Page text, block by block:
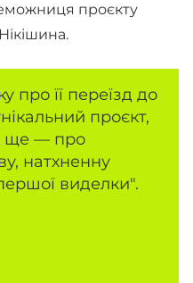
проєкту
про її переїзд до
проєкт,
ще — про
натхненну
виделки".